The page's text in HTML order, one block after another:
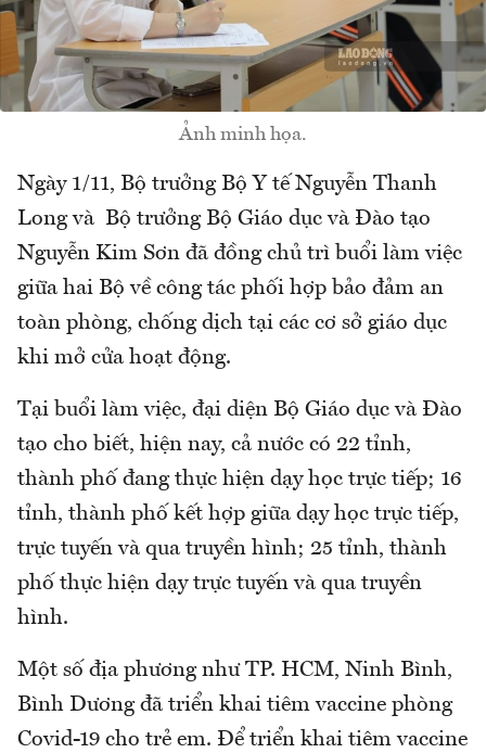
Ảnh minh họa.
Ngày 1/11, Bộ trưởng Bộ Y tế Nguyễn Thanh
Long và Bộ trưởng Bộ Giáo dục và Đào tạo
Nguyễn Kim Sơn đã đồng chủ trì buổi làm việc
giữa hai Bộ về công tác phối hợp bảo đảm an
toàn phòng, chống dịch tại các cơ sở giáo dục
khi mở cửa hoạt động.
Tại buổi làm việc, đại diện Bộ Giáo dục và Đào
tạo cho biết, hiện nay, cả nước có 22 tỉnh,
thành phố đang thực hiện dạy học trực tiếp; 16
tỉnh, thành phố kết hợp giữa dạy học trực tiếp,
trực tuyến và qua truyền hình; 25 tỉnh, thành
phố thực hiện dạy trực tuyến và qua truyền
hình.
Một số địa phương như TP. HCM, Ninh Bình,
Bình Dương đã triển khai tiêm vaccine phòng
Covid-19 cho trẻ em. Để triển khai tiêm vaccine